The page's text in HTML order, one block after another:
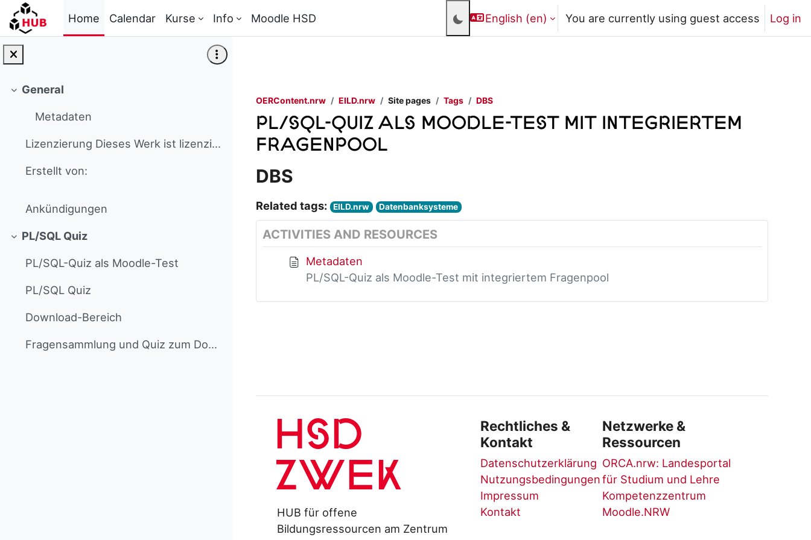
Skip to main content
Home Calendar Kurse Info Moodle HSD English ‎(en)‎ You are currently using guest access Log in
Collapse
General
Metadaten
Lizenzierung Dieses Werk ist lizenziert unter...
Erstellt von:
Ankündigungen
Collapse
PL/SQL Quiz
PL/SQL-Quiz als Moodle-Test
PL/SQL Quiz
Download-Bereich
Fragensammlung und Quiz zum Download
OERContent.nrw EILD.nrw Site pages Tags DBS
PL/SQL-Quiz als Moodle-Test mit integriertem
Fragenpool
DBS
Related tags: EILD.nrw Datenbanksysteme
ACTIVITIES AND RESOURCES
Metadaten
PL/SQL-Quiz als Moodle-Test mit integriertem Fragenpool
HSD
ZWEK
HUB für offene
Bildungsressourcen am Zentrum
Rechtliches &
Kontakt
Datenschutzerklärung
Nutzungsbedingungen
Impressum
Kontakt
Netzwerke &
Ressourcen
ORCA.nrw: Landesportal
für Studium und Lehre
Kompetenzzentrum
Moodle.NRW